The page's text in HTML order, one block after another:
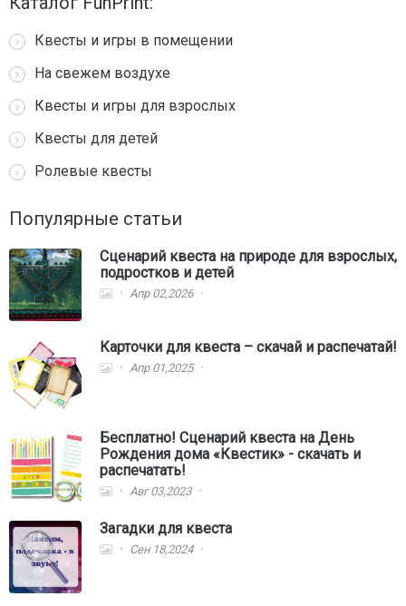
Квесты и игры в помещении
На свежем воздухе
Квесты и игры для взрослых
Квесты для детей
Ролевые квесты
Популярные статьи
Сценарий квеста на природе для взрослых,
подростков и детей
Апр 02,2026
Карточки для квеста – скачай и распечатай!
Апр 01,2025
Бесплатно! Сценарий квеста на День
Рождения дома «Квестик» - скачать и
распечатать!
Авг 03,2023
Загадки для квеста
Сен 18,2024